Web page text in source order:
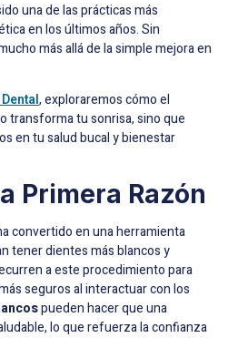
una de las prácticas más
en los últimos años. Sin
más allá de la simple mejora en
, exploraremos cómo el
transforma tu sonrisa, sino que
en tu salud bucal y bienestar
Primera Razón
convertido en una herramienta
tener dientes más blancos y
a este procedimiento para
seguros al interactuar con los
pueden hacer que una
lo que refuerza la confianza